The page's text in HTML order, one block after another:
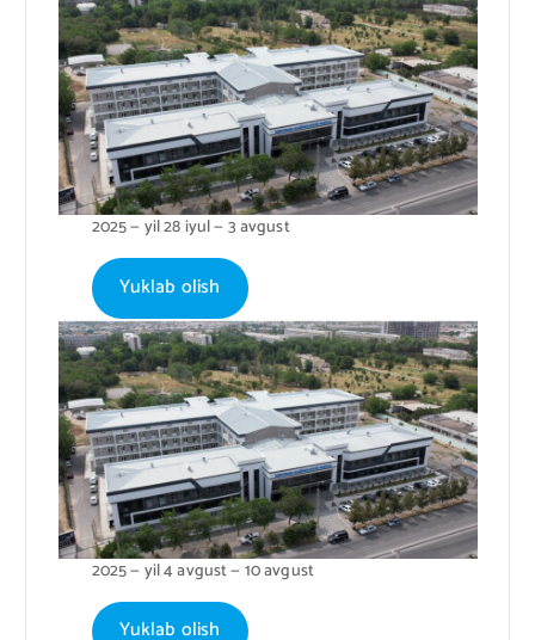
2025 — yil 28 iyul — 3 avgust
Yuklab olish
2025 — yil 4 avgust — 10 avgust
Yuklab olish